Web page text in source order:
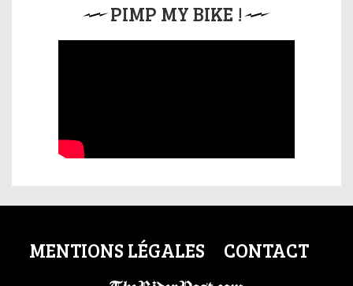
PIMP MY BIKE !
MENTIONS LÉGALES CONTACT